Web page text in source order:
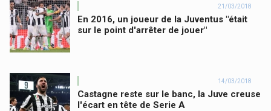
21/03/2018
En 2016, un joueur de la Juventus "était
sur le point d'arrêter de jouer"
14/03/2018
Castagne reste sur le banc, la Juve creuse
l'écart en tête de Serie A